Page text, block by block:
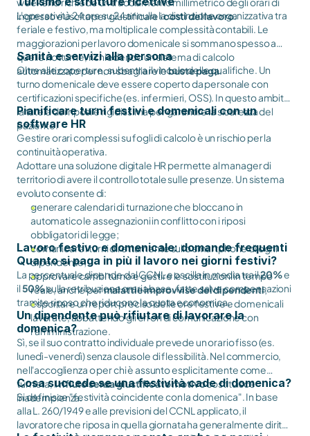
ingresso e uscita per giustificare icosti del lavoro.
L'operatività 24 ore su 24 annulla la distinzione organizzativa tra
feriale e festivo, ma moltiplica le complessità contabili. Le
maggiorazioni per lavoro domenicale si sommano spesso a
quelle notturne, richiedendo un sistema di calcolo
automatizzato per non sbagliare lebuste paga.
Sanità e servizi alla persona
Oltre alle coperture, subentra il vincolo delle qualifiche. Un
turno domenicale deve essere coperto da personale con
certificazioni specifiche (es. infermieri, OSS). In questo ambito,
la tutela dei riposi è rigidissima per garantire la sicurezza del
paziente.
Pianificare turni festivi e domenicali con un
software HR
Gestire orari complessi su fogli di calcolo è un rischio per la
continuità operativa.
Adottare una soluzione digitale HR permette al manager di
territorio di avere il controllo totale sulle presenze. Un sistema
evoluto consente di:
generare calendari di turnazione che bloccano in
automatico le assegnazioni in conflitto con i riposi
obbligatori di legge;
comunicare i turni direttamente sullo smartphone di ogni
dipendente;
approvare cambi turno e gestire le sostituzioni in tempo
reale, anche permalattie improvvise dei dipendenti;
esportare un report preciso delle ore festive e domenicali
lavorate, abbattendo gli errori di comunicazione con
l'amministrazione.
Lavoro festivo e domenicale: domande frequenti
Quanto si paga in più il lavoro nei giorni festivi?
La percentuale dipende dal CCNL e oscilla in media tra il20%e
il50%sulla retribuzione oraria base, fatte salve compensazioni
tramite riposo che riducono la quota economica.
Un dipendente può rifiutare di lavorare la
domenica?
Sì, se il suo contratto individuale prevede un orario fisso (es.
lunedì-venerdì) senza clausole di flessibilità. Nel commercio,
nell'accoglienza o per chi è assunto esplicitamente come
turnista, ilrifiuto senza giustificato motivocostituisce
inadempienza.
Cosa succede se una festività cade di domenica?
Si definisce "festività coincidente con la domenica". In base
alla L. 260/1949 e alle previsioni del CCNL applicato, il
lavoratore che riposa in quella giornata ha generalmente diritto